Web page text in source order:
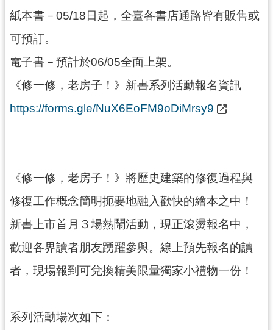
紙本書－05/18日起，全臺各書店通路皆有販售或
可預訂。
電子書－預計於06/05全面上架。
《修一修，老房子！》新書系列活動報名資訊
https://forms.gle/NuX6EoFM9oDiMrsy9
《修一修，老房子！》將歷史建築的修復過程與
修復工作概念簡明扼要地融入歡快的繪本之中！
新書上市首月３場熱鬧活動，現正滾燙報名中，
歡迎各界讀者朋友踴躍參與。線上預先報名的讀
者，現場報到可兌換精美限量獨家小禮物一份！
系列活動場次如下：